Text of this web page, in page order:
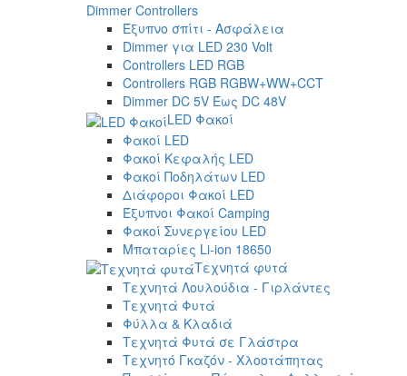
Dimmer Controllers
Έξυπνο σπίτι - Ασφάλεια
Dimmer για LED 230 Volt
Controllers LED RGB
Controllers RGB RGBW+WW+CCT
Dimmer DC 5V Έως DC 48V
LED Φακοί
Φακοί LED
Φακοί Κεφαλής LED
Φακοί Ποδηλάτων LED
Διάφοροι Φακοί LED
Έξυπνοι Φακοί Camping
Φακοί Συνεργείου LED
Μπαταρίες Li-ion 18650
Τεχνητά φυτά
Τεχνητά Λουλούδια - Γιρλάντες
Τεχνητά Φυτά
Φύλλα & Κλαδιά
Τεχνητά Φυτά σε Γλάστρα
Τεχνητό Γκαζόν - Χλοοτάπητας